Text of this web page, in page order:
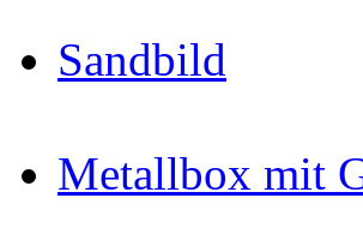
Sandbild
Metallbox mit